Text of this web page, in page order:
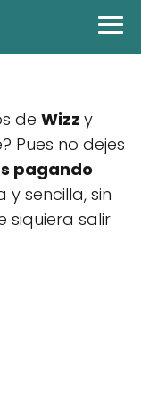
de Wizz y
Pues no dejes
s pagando
sencilla, sin
siquiera salir